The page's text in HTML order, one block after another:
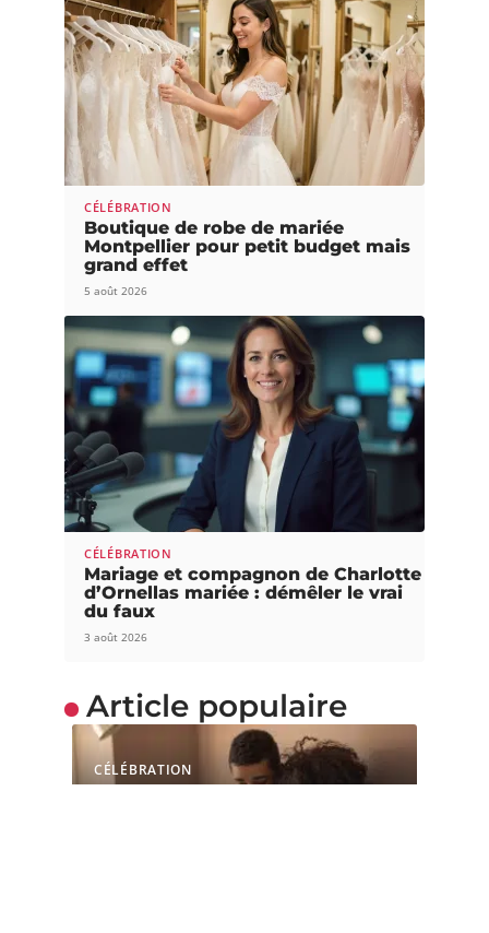
CÉLÉBRATION
Boutique de robe de mariée
Montpellier pour petit budget mais
grand effet
5 août 2026
CÉLÉBRATION
Mariage et compagnon de Charlotte
d’Ornellas mariée : démêler le vrai
du faux
3 août 2026
Article populaire
CÉLÉBRATION